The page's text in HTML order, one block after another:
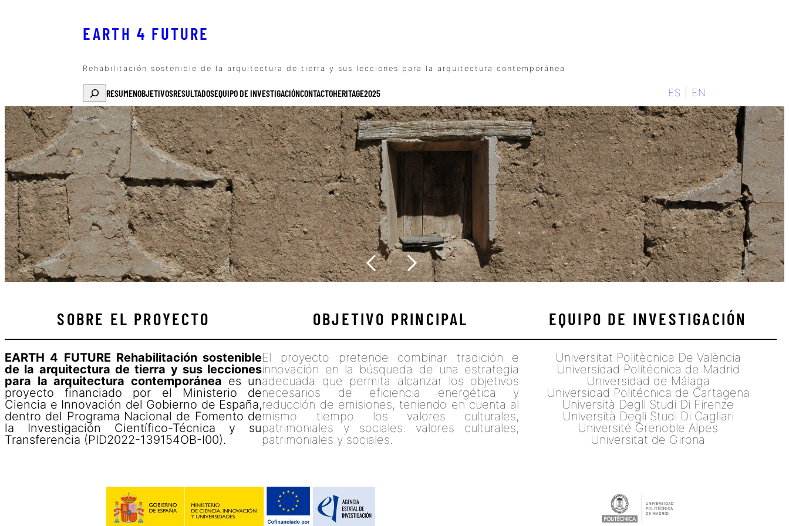
EARTH 4 FUTURE
Rehabilitación sostenible de la arquitectura de tierra y sus lecciones para la arquitectura contemporánea
BuscarRESUMENOBJETIVOSRESULTADOSEQUIPO DE INVESTIGACIÓNCONTACTOHERITAGE2025 ES EN
SOBRE EL PROYECTO
EARTH 4 FUTURE Rehabilitación sostenible
de la arquitectura de tierra y sus lecciones
para la arquitectura contemporánea es un
proyecto financiado por el Ministerio de
Ciencia e Innovación del Gobierno de España,
dentro del Programa Nacional de Fomento de
la Investigación Científico-Técnica y su
Transferencia (PID2022-139154OB-I00).
OBJETIVO PRINCIPAL
El proyecto pretende combinar tradición e
innovación en la búsqueda de una estrategia
adecuada que permita alcanzar los objetivos
necesarios de eficiencia energética y
reducción de emisiones, teniendo en cuenta al
mismo tiempo los valores culturales,
patrimoniales y sociales. valores culturales,
patrimoniales y sociales.
EQUIPO DE INVESTIGACIÓN
Universitat Politècnica De València
Universidad Politécnica de Madrid
Universidad de Málaga
Universidad Politécnica de Cartagena
Università Degli Studi Di Firenze
Università Degli Studi Di Cagliari
Université Grenoble Alpes
Universitat de Girona